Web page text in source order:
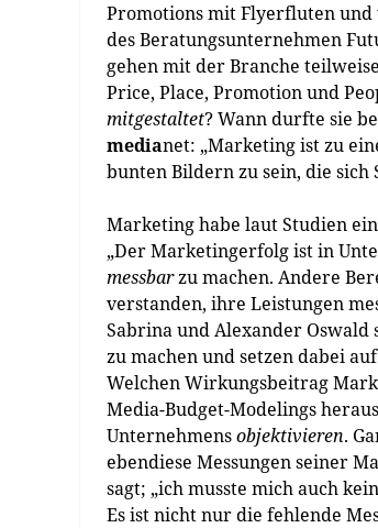
Promotions mit Flyerfluten und
des Beratungsunternehmen
gehen mit der Branche
Price, Place, Promotion und
mitgestaltet? Wann durfte sie
medianet: „Marketing ist zu
bunten Bildern zu sein, die sich
Marketing habe laut Studien
„Der Marketingerfolg ist in
messbarzu machen. Andere
verstanden, ihre Leistungen
Sabrina und Alexander Oswald
zu machen und setzen dabei
Welchen Wirkungsbeitrag
Media-Budget-Modelings
Unternehmensobjektivieren.
ebendiese Messungen seiner
sagt; „ich musste mich auch
Es ist nicht nur die fehlende